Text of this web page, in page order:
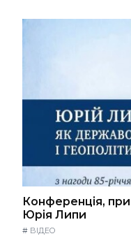
Конференція,
Юрія Липи
# ВІДЕО